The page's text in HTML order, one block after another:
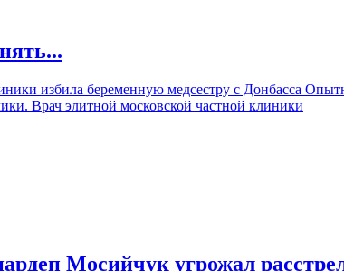
избила беременную медсестру с Донбасса
Врач элитной московской частной клиники
Мосийчук угрожал